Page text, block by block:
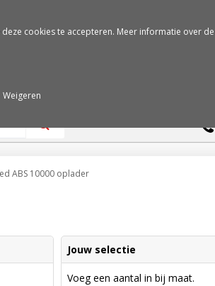
ABS 10000 oplader
Jouw selectie
Voeg een aantal in bij maat.
cookies te accepteren. Meer informatie over
Weigeren